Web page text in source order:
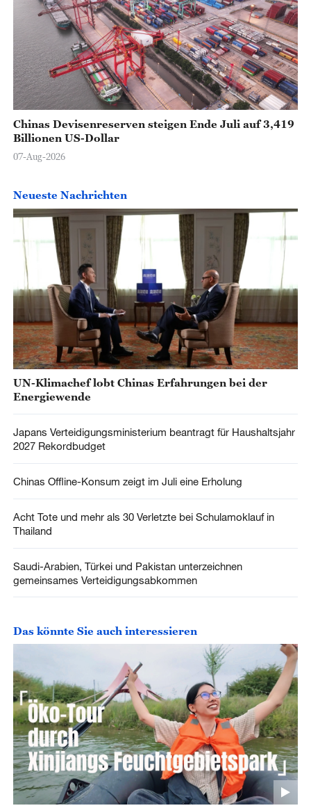
Chinas Devisenreserven steigen Ende Juli auf 3,419
Billionen US-Dollar
07-Aug-2026
Neueste Nachrichten
UN-Klimachef lobt Chinas Erfahrungen bei der
Energiewende
Japans Verteidigungsministerium beantragt für Haushaltsjahr
2027 Rekordbudget
Chinas Offline-Konsum zeigt im Juli eine Erholung
Acht Tote und mehr als 30 Verletzte bei Schulamoklauf in
Thailand
Saudi-Arabien, Türkei und Pakistan unterzeichnen
gemeinsames Verteidigungsabkommen
Das könnte Sie auch interessieren